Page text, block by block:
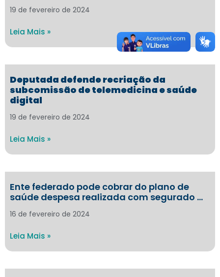
19 de fevereiro de 2024
Leia Mais »
Deputada defende recriação da
subcomissão de telemedicina e saúde
digital
19 de fevereiro de 2024
Leia Mais »
Ente federado pode cobrar do plano de
saúde despesa realizada com segurado …
16 de fevereiro de 2024
Leia Mais »